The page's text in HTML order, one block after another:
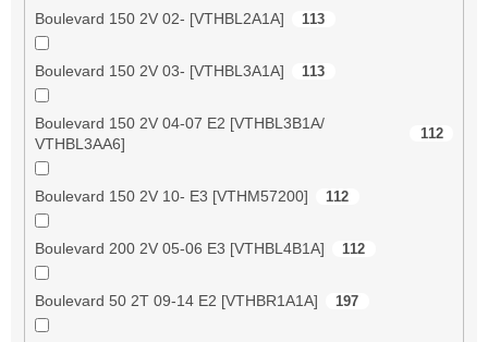
Boulevard 150 2V 02- [VTHBL2A1A] 113
Boulevard 150 2V 03- [VTHBL3A1A] 113
Boulevard 150 2V 04-07 E2 [VTHBL3B1A/
VTHBL3AA6]
112
Boulevard 150 2V 10- E3 [VTHM57200] 112
Boulevard 200 2V 05-06 E3 [VTHBL4B1A] 112
Boulevard 50 2T 09-14 E2 [VTHBR1A1A] 197